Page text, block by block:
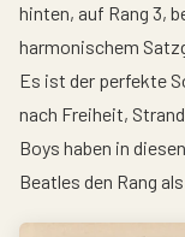
hinten, auf Rang 3,
harmonischem
Es ist der perfekte
nach Freiheit,
Boys haben in
Beatles den Rang